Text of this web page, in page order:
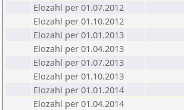
Elozahl per 01.07.2012
Elozahl per 01.10.2012
Elozahl per 01.01.2013
Elozahl per 01.04.2013
Elozahl per 01.07.2013
Elozahl per 01.10.2013
Elozahl per 01.01.2014
Elozahl per 01.04.2014